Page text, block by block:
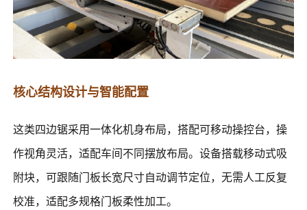
核心结构设计与智能配置
这类四边锯采用一体化机身布局，搭配可移动操控台，操
作视角灵活，适配车间不同摆放布局。设备搭载移动式吸
附块，可跟随门板长宽尺寸自动调节定位，无需人工反复
校准，适配多规格门板柔性加工。